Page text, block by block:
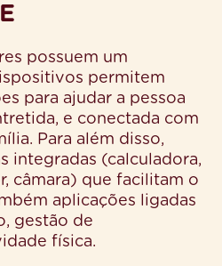
possuem um
permitem
para ajudar a pessoa
e conectada com
Para além disso,
integradas (calculadora,
câmara) que facilitam o
aplicações ligadas
gestão de
física.